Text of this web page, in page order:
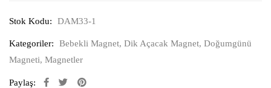
Stok Kodu: DAM33-1
Kategoriler: Bebekli Magnet, Dik Açacak Magnet, Doğumgünü
Magneti, Magnetler
Paylaş: